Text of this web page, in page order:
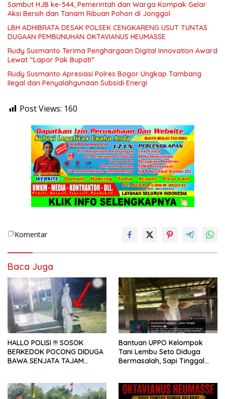
Sambut HJB ke-544, Pemerintah dan Warga Kompak Gelar
Aksi Bersih dan Tanam Ribuan Pohon di Jonggol
LBH ADHIBRATA DESAK POLSEK CENGKARENG USUT TUNTAS
DUGAAN PEMBUNUHAN OKTAVIANUS HEUMASSE
Rudy Susmanto Terima Penghargaan Digital Innovation Award
Lewat “Lapor Pak Bupati”
Rudy Susmanto Apresiasi Polres Bogor Ungkap Tambang
Ilegal dan Penyalahgunaan Subsidi Energi
Post Views: 160
Komentar
Baca Juga
HALLO POLISI !!! SOSOK
BERKEDOK POCONG DIDUGA
BAWA SENJATA TAJAM
LEBONG
Bantuan UPPO Kelompok
Tani Lembu Seto Diduga
Bermasalah, Sapi Tinggal